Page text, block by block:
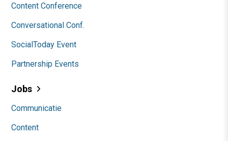
Content Conference
Conversational Conf.
SocialToday Event
Partnership Events
Jobs
Communicatie
Content